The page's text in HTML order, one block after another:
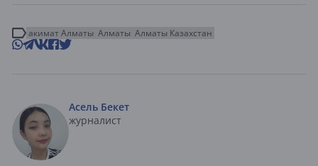
акимат Алматы Алматы Алматы Казахстан
Асель Бекет
журналист